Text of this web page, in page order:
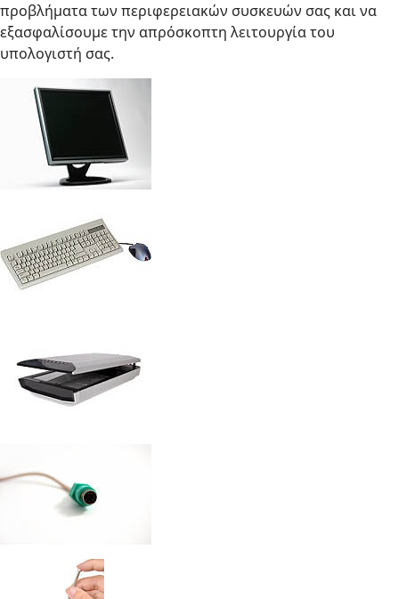
προβλήματα των περιφερειακών συσκευών σας και να
εξασφαλίσουμε την απρόσκοπτη λειτουργία του
υπολογιστή σας.